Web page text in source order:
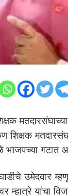
भाजपच्या
उमेदवार
म्हात्रे यांचा